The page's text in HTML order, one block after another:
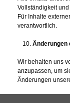
Vollständigkeit
Für Inhalte
verantwortlich.
Änderungen
Wir behalten uns
anzupassen, um
Änderungen